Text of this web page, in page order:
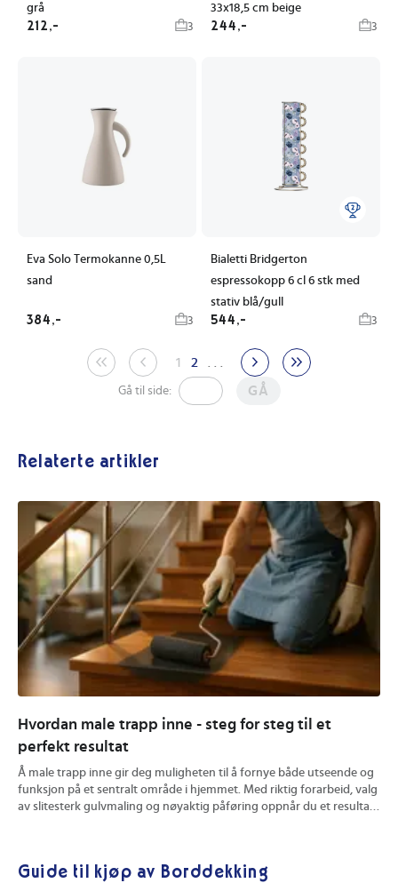
grå
212,- 3
33x18,5 cm beige
244,- 3
Eva Solo Termokanne 0,5L
sand
384,- 3
Bialetti Bridgerton
espressokopp 6 cl 6 stk med
stativ blå/gull
544,- 3
1 2
Gå til side: GÅ
Relaterte artikler
Hvordan male trapp inne - steg for steg til et
perfekt resultat
Å male trapp inne gir deg muligheten til å fornye både utseende og
funksjon på et sentralt område i hjemmet. Med riktig forarbeid, valg
av slitesterk gulvmaling og nøyaktig påføring oppnår du et resultat
Guide til kjøp av Borddekking